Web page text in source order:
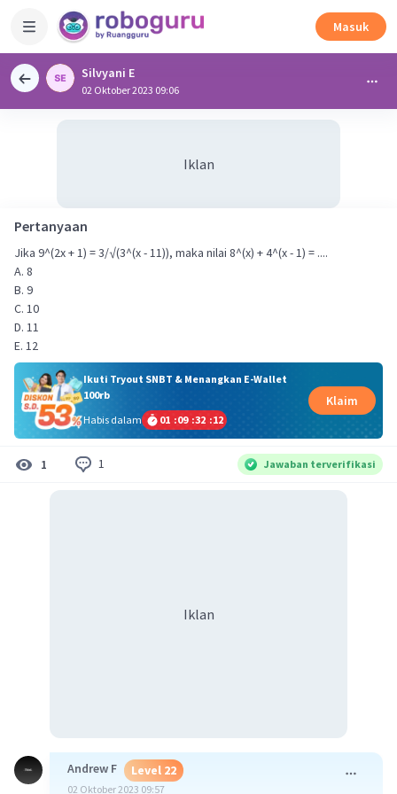
Masuk
Silvyani E
02 Oktober 2023 09:06
Iklan
Pertanyaan
Jika 9^(2x + 1) = 3/√(3^(x - 11)), maka nilai 8^(x) + 4^(x - 1) = ....
A. 8
B. 9
C. 10
D. 11
E. 12
Ikuti Tryout SNBT & Menangkan E-Wallet
100rb
Habis dalam
01 :09 :32 :11
Klaim
1 1 Jawaban terverifikasi
Iklan
Andrew F Level 22
02 Oktober 2023 09:57